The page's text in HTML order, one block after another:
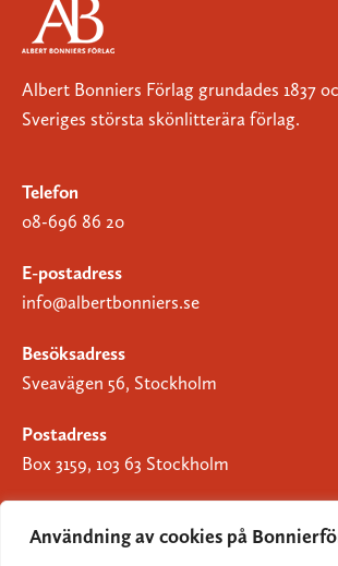
Användning av cookies på
Albert Bonniers Förlag grundades 1837
Sveriges största skönlitterära förlag.
Telefon
08-696 86 20
E-postadress
info@albertbonniers.se
Besöksadress
Sveavägen 56, Stockholm
Postadress
Box 3159, 103 63 Stockholm